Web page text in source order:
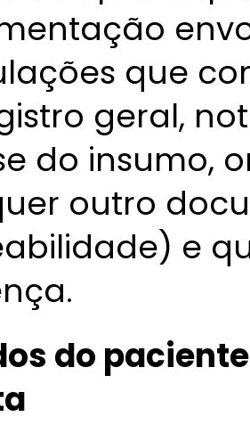
que
geral,
do insumo,
outro
e
do